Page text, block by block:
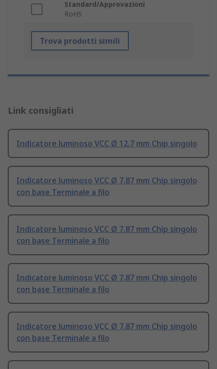
Standard/Approvazioni
RoHS
Trova prodotti simili
Link consigliati
Indicatore luminoso VCC Ø 12.7 mm Chip singolo
Indicatore luminoso VCC Ø 7.87 mm Chip singolo
con base Terminale a filo
Indicatore luminoso VCC Ø 7.87 mm Chip singolo
con base Terminale a filo
Indicatore luminoso VCC Ø 7.87 mm Chip singolo
con base Terminale a filo
Indicatore luminoso VCC Ø 7.87 mm Chip singolo
con base Terminale a filo